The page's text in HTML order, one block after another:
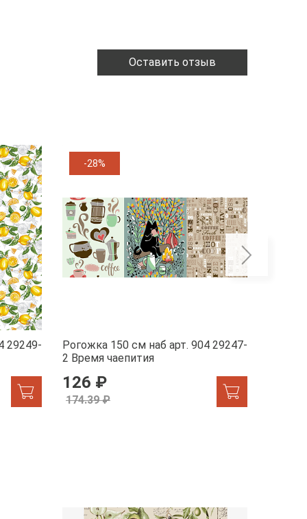
Оставить отзыв
29249-
-28%
Рогожка 150 см наб арт. 904 29247-
2 Время чаепития
126 ₽
174.39 ₽